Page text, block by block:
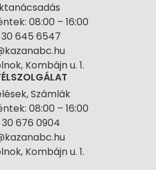
08:00 – 16:00
645 6547
Kombájn u. 1.
Számlák
08:00 – 16:00
30 676 0904
Kombájn u. 1.